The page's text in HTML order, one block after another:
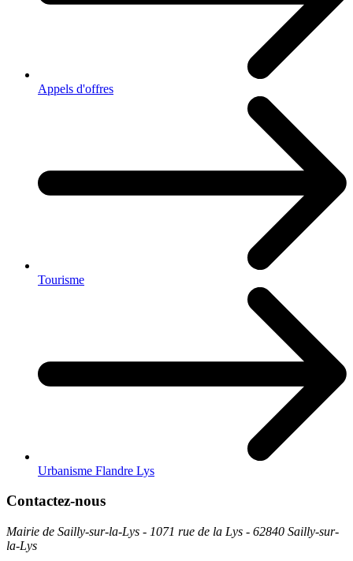
Appels d'offres
Tourisme
Urbanisme Flandre Lys
Contactez-nous
Mairie de Sailly-sur-la-Lys - 1071 rue de la Lys - 62840 Sailly-sur-
la-Lys